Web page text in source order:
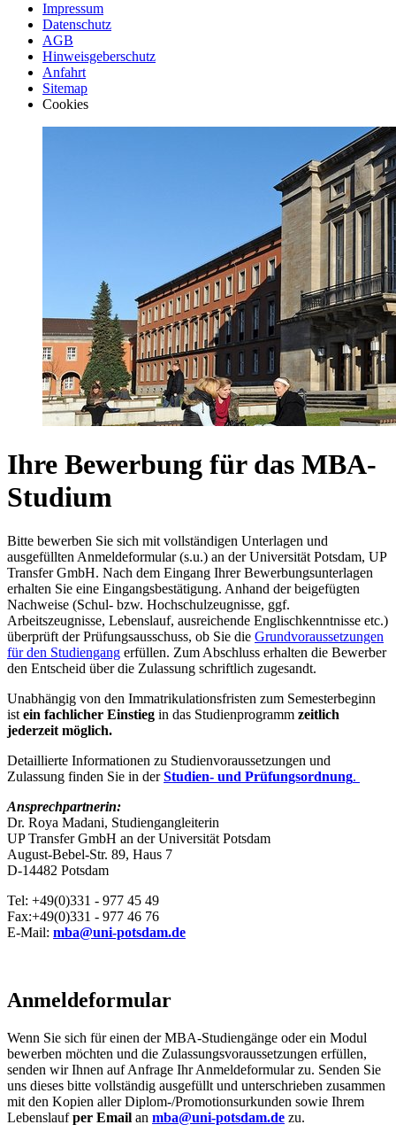
Impressum
Datenschutz
AGB
Hinweisgeberschutz
Anfahrt
Sitemap
Cookies
Ihre Bewerbung für das MBA-
Studium
Bitte bewerben Sie sich mit vollständigen Unterlagen und
ausgefüllten Anmeldeformular (s.u.) an der Universität Potsdam, UP
Transfer GmbH. Nach dem Eingang Ihrer Bewerbungsunterlagen
erhalten Sie eine Eingangsbestätigung. Anhand der beigefügten
Nachweise (Schul- bzw. Hochschulzeugnisse, ggf.
Arbeitszeugnisse, Lebenslauf, ausreichende Englischkenntnisse etc.)
überprüft der Prüfungsausschuss, ob Sie die Grundvoraussetzungen
für den Studiengang erfüllen. Zum Abschluss erhalten die Bewerber
den Entscheid über die Zulassung schriftlich zugesandt.
Unabhängig von den Immatrikulationsfristen zum Semesterbeginn
ist ein fachlicher Einstieg in das Studienprogramm zeitlich
jederzeit möglich.
Detaillierte Informationen zu Studienvoraussetzungen und
Zulassung finden Sie in derStudien- und Prüfungsordnung.
Ansprechpartnerin:
Dr. Roya Madani, Studiengangleiterin
UP Transfer GmbH an der Universität Potsdam
August-Bebel-Str. 89, Haus 7
D-14482 Potsdam
Tel: +49(0)331 - 977 45 49
Fax:+49(0)331 - 977 46 76
E-Mail: mba@uni-potsdam.de
Anmeldeformular
Wenn Sie sich für einen der MBA-Studiengänge oder ein Modul
bewerben möchten und die Zulassungsvoraussetzungen erfüllen,
senden wir Ihnen auf Anfrage Ihr Anmeldeformular zu. Senden Sie
uns dieses bitte vollständig ausgefüllt und unterschrieben zusammen
mit den Kopien aller Diplom-/Promotionsurkunden sowie Ihrem
Lebenslaufper Email an mba@uni-potsdam.de zu.